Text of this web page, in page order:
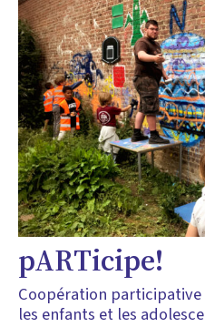
pARTicipe!
Coopération
les enfants et les